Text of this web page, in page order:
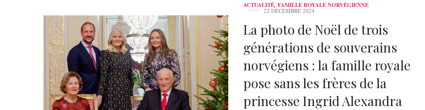
ACTUALITÉ, FAMILLE ROYALE NORVÉGIENNE
22 DÉCEMBRE 2024
La photo de Noël de trois
générations de souverains
norvégiens : la famille royale
pose sans les frères de la
princesse Ingrid Alexandra